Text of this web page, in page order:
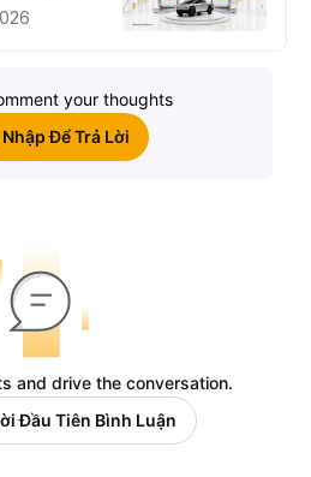
your thoughts
Để Trả Lời
and drive the conversation.
Đầu Tiên Bình Luận